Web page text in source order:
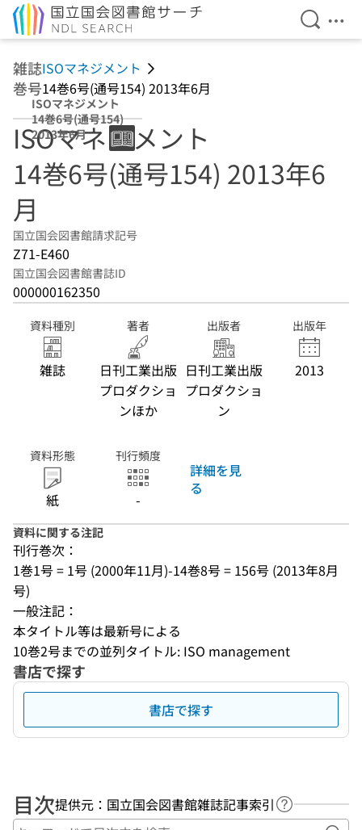
検索を
メ
雑誌ISOマネジメント
巻号14巻6号(通号154) 2013年6月
ISOマネジメント
14巻6号(通号154)
2013年6月
ISOマネジメント
14巻6号(通号154) 2013年6
月
国立国会図書館請求記号
Z71-E460
国立国会図書館書誌ID
000000162350
資料種別
雑誌
著者
日刊工業出版
プロダクショ
ンほか
出版者
日刊工業出版
プロダクショ
ン
出版年
2013
資料形態
紙
刊行頻度
-
詳細を見
る
資料に関する注記
刊行巻次：
1巻1号 = 1号 (2000年11月)-14巻8号 = 156号 (2013年8月
号)
一般注記：
本タイトル等は最新号による
10巻2号までの並列タイトル: ISO management
書店で探す
書店で探す
目次提供元：国立国会図書館雑誌記事索引 ヘルプペー